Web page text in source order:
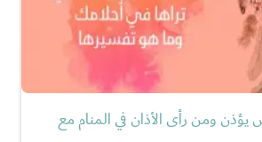
ومن رأى الأذان في المنام مع